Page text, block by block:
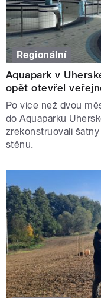
Regionální
Aquapark v
opět otevřel
Po více než dvou
do Aquaparku
zrekonstruovali
stěnu.